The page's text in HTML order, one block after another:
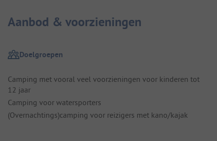
Aanbod & voorzieningen
Doelgroepen
Camping met vooral veel voorzieningen voor kinderen tot
12 jaar
Camping voor watersporters
(Overnachtings)camping voor reizigers met kano/kajak